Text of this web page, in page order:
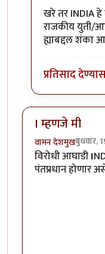
खरे तर INDIA हे
राजकीय युती/
ह्याबद्दल शंका
प्रतिसाद
I म्हणजे मी
वामन देशमुखबुधवार,
विरोधी आघाडीI
पंतप्रधान होणार